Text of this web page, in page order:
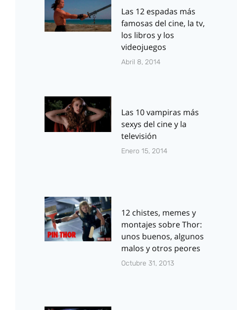
Las 12 espadas más
famosas del cine, la tv,
los libros y los
videojuegos
Abril 8, 2014
Las 10 vampiras más
sexys del cine y la
televisión
Enero 15, 2014
12 chistes, memes y
montajes sobre Thor:
unos buenos, algunos
malos y otros peores
Octubre 31, 2013